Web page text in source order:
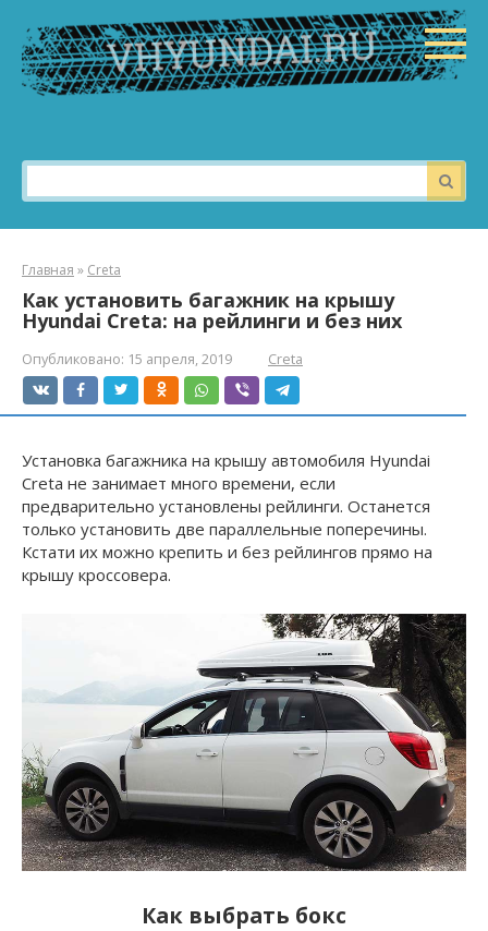
контенту
Поиск:
Главная » Creta
Как установить багажник на крышу
Hyundai Creta: на рейлинги и без них
Опубликовано: 15 апреля, 2019 Creta
Установка багажника на крышу автомобиля Hyundai
Creta не занимает много времени, если
предварительно установлены рейлинги. Останется
только установить две параллельные поперечины.
Кстати их можно крепить и без рейлингов прямо на
крышу кроссовера.
Как выбрать бокс